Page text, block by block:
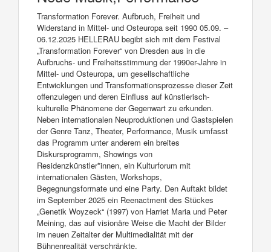
Transformation Forever. Aufbruch, Freiheit und
Widerstand in Mittel- und Osteuropa seit 1990 05.09. –
06.12.2025 HELLERAU begibt sich mit dem Festival
„Transformation Forever“ von Dresden aus in die
Aufbruchs- und Freiheitsstimmung der 1990er-Jahre in
Mittel- und Osteuropa, um gesellschaftliche
Entwicklungen und Transformationsprozesse dieser Zeit
offenzulegen und deren Einfluss auf künstlerisch-
kulturelle Phänomene der Gegenwart zu erkunden.
Neben internationalen Neuproduktionen und Gastspielen
der Genre Tanz, Theater, Performance, Musik umfasst
das Programm unter anderem ein breites
Diskursprogramm, Showings von
Residenzkünstler*innen, ein Kulturforum mit
internationalen Gästen, Workshops,
Begegnungsformate und eine Party. Den Auftakt bildet
im September 2025 ein Reenactment des Stückes
„Genetik Woyzeck“ (1997) von Harriet Maria und Peter
Meining, das auf visionäre Weise die Macht der Bilder
im neuen Zeitalter der Multimedialität mit der
Bühnenrealität verschränkte.